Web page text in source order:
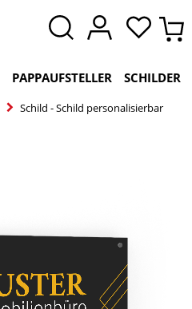
PAPPAUFSTELLER SCHILDER
Schild - Schild personalisierbar